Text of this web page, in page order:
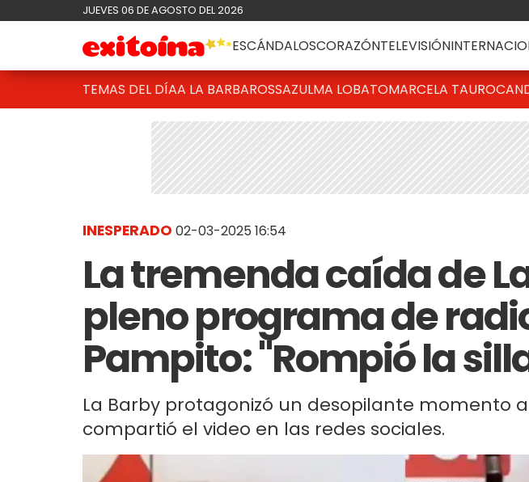
JUEVES 06 DE AGOSTO DEL 2026
ESCÁNDALOSCORAZÓNTELEVISIÓN
TEMAS DEL DÍAA LA BARBAROSSAZULMA LOBATOMARCELA TAURO
INESPERADO 02-03-2025 16:54
La tremenda caída de
pleno programa de
Pampito: "Rompió la
La Barby protagonizó un desopilante momento
compartió el video en las redes sociales.